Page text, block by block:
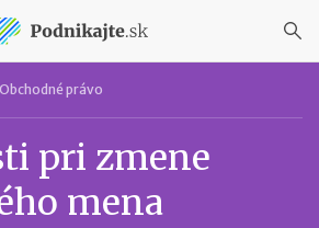
Obchodné právo
pri zmene
mena